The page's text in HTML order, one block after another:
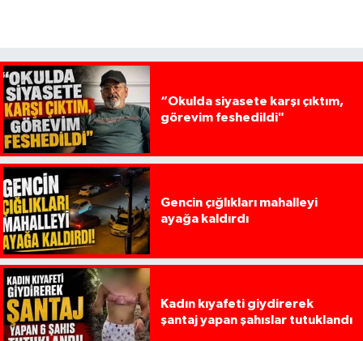
“Okulda siyasete karşı çıktım,
görevim feshedildi"
Gencin çığlıkları mahalleyi
ayağa kaldırdı
Kadın kıyafeti giydirerek
şantaj yapan şahıslar tutuklandı